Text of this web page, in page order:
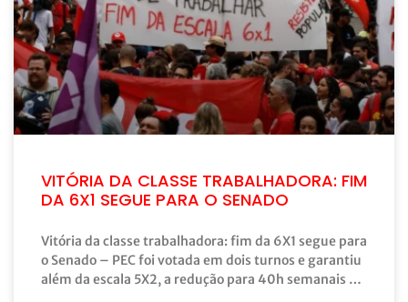
VITÓRIA DA CLASSE TRABALHADORA: FIM
DA 6X1 SEGUE PARA O SENADO
Vitória da classe trabalhadora: fim da 6X1 segue para
o Senado – PEC foi votada em dois turnos e garantiu
além da escala 5X2, a redução para 40h semanais …